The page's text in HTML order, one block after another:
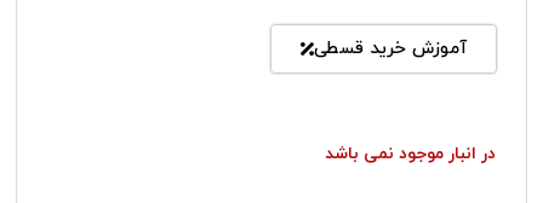
آموزش خرید قسطی
در انبار موجود نمی باشد